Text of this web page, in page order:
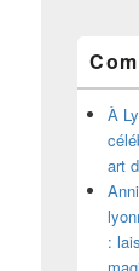
À
art
: